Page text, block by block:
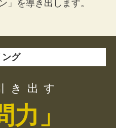
」を導き出します。
ング
き出す
力」